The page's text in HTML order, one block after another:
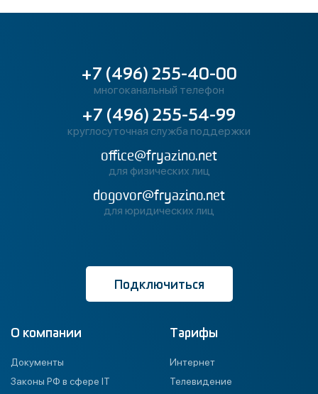
+7 (496) 255-40-00
многоканальный телефон
+7 (496) 255-54-99
круглосуточная служба поддержки
office@fryazino.net
для физических лиц
dogovor@fryazino.net
для юридических лиц
Подключиться
О компании
Документы
Законы РФ в сфере IT
Тарифы
Интернет
Телевидение